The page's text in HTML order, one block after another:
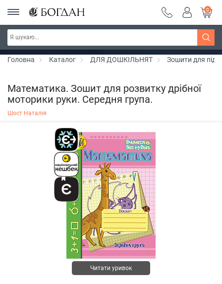
РОЗПРОДАЖ ~ 150 грн ~ 200 грн ~ 250 грн ~
300 грн ~ РОЗПРОДАЖ
Дізнатись більше
0
Головна Каталог ДЛЯ ДОШКІЛЬНЯТ Зошити для
Математика. Зошит для розвитку дрібної
моторики руки. Середня група.
Шост Наталія
Читати уривок